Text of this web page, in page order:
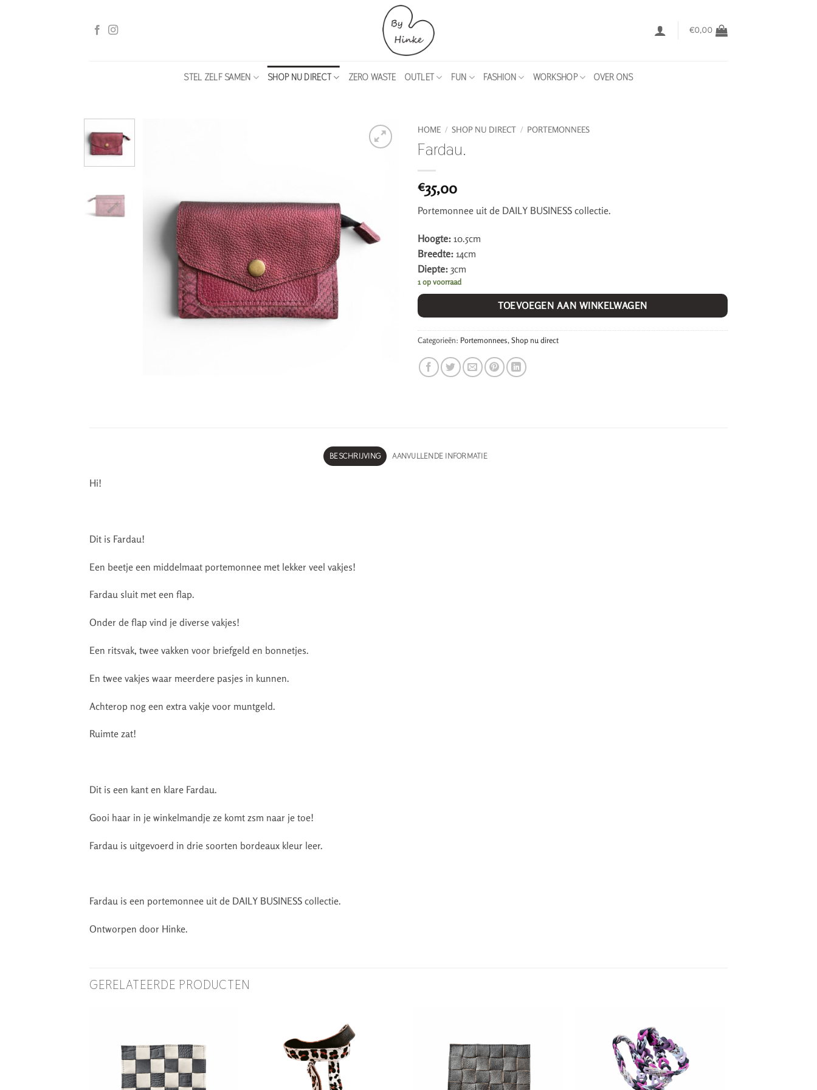
€0,00
STEL ZELF SAMEN SHOP NU DIRECT ZERO WASTE OUTLET FUN FASHION WORKSHOP OVER ONS
HOME / SHOP NU DIRECT / PORTEMONNEES
Fardau.
€35,00
Portemonnee uit de DAILY BUSINESS collectie.
Hoogte: 10.5cm
Breedte: 14cm
Diepte: 3cm
1 op voorraad
TOEVOEGEN AAN WINKELWAGEN
Categorieën: Portemonnees, Shop nu direct
BESCHRIJVING AANVULLENDE INFORMATIE
Hi!
Dit is Fardau!
Een beetje een middelmaat portemonnee met lekker veel vakjes!
Fardau sluit met een flap.
Onder de flap vind je diverse vakjes!
Een ritsvak, twee vakken voor briefgeld en bonnetjes.
En twee vakjes waar meerdere pasjes in kunnen.
Achterop nog een extra vakje voor muntgeld.
Ruimte zat!
Dit is een kant en klare Fardau.
Gooi haar in je winkelmandje ze komt zsm naar je toe!
Fardau is uitgevoerd in drie soorten bordeaux kleur leer.
Fardau is een portemonnee uit de DAILY BUSINESS collectie.
Ontworpen door Hinke.
GERELATEERDE PRODUCTEN